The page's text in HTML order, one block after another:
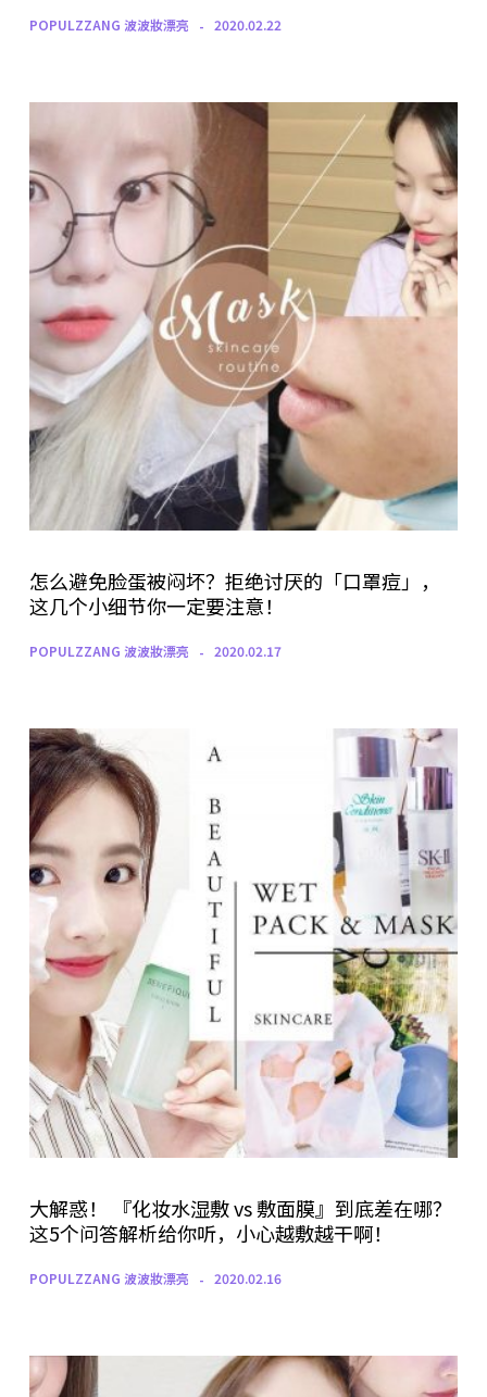
POPULZZANG 波波妝漂亮 2020.02.22
怎么避免脸蛋被闷坏？拒绝讨厌的「口罩痘」，
这几个小细节你一定要注意！
POPULZZANG 波波妝漂亮 2020.02.17
大解惑！ 『化妆水湿敷 vs 敷面膜』到底差在哪？
这5个问答解析给你听，小心越敷越干啊！
POPULZZANG 波波妝漂亮 2020.02.16